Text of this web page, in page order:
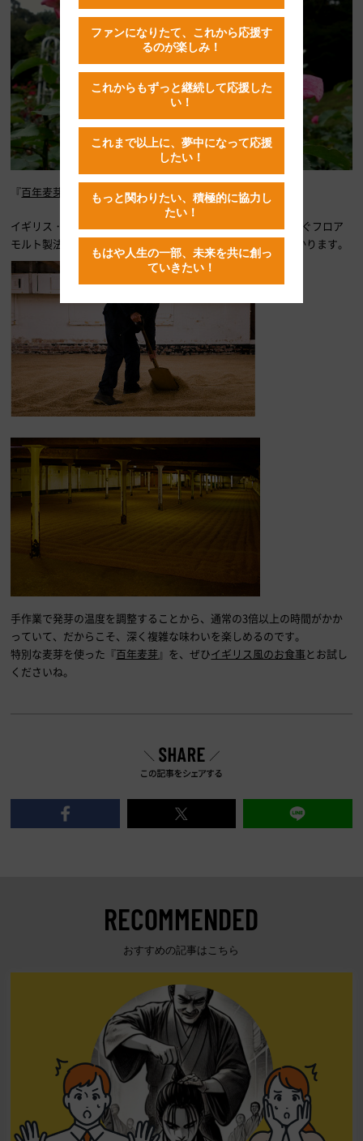
『百年麦芽 』も、まさにそんな、薫り高いお酒です。
イギリス・ノーフォークの製麦所で100年以上の伝統を受け継ぐフロア
モルト製法で、ひとりの職人が育つのに、最低でも12年もかかります。
手作業で発芽の温度を調整することから、通常の3倍以上の時間がかか
っていて、だからこそ、深く複雑な味わいを楽しめるのです。
特別な麦芽を使った『百年麦芽 』を、ぜひイギリス風のお食事とお試し
くださいね。
RECOMMENDED
おすすめの記事はこちら
ファンになりたて、これから応援す
るのが楽しみ！
これからもずっと継続して応援した
い！
これまで以上に、夢中になって応援
したい！
もっと関わりたい、積極的に協力し
たい！
もはや人生の一部、未来を共に創っ
ていきたい！